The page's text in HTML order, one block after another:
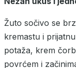
Žuto sočivo se
kremastu i
potaža, krem
povrćem i